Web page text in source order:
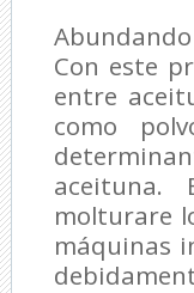
Con este
entre
como
aceituna.
molturare
máquinas